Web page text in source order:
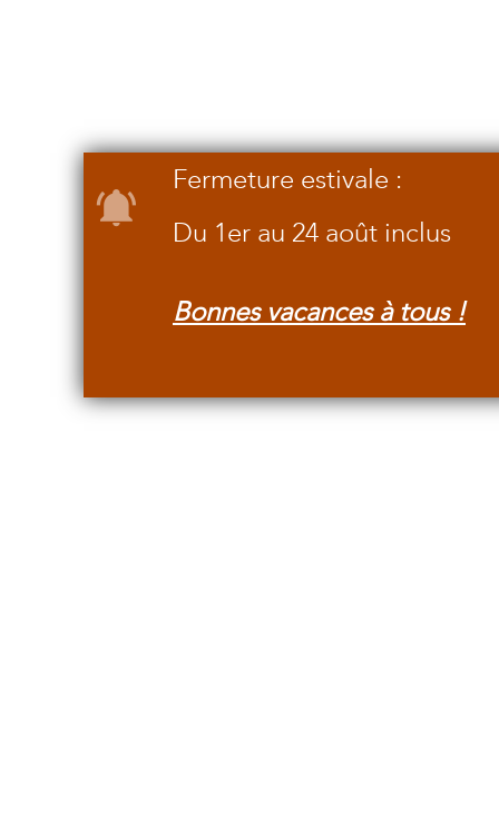
Fermeture estivale :
Du 1er au 24 août inclus
Bonnes vacances à tous !